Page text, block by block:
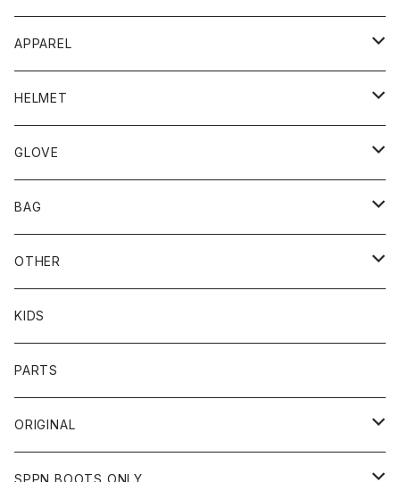
APPAREL
BLUCO
TOPS
BOTTOMS
UNCROWD
SHADE
TOPS
CYCLE ZOMBIES
TOPS
CAP
SCHOTT
OTHER
SHIRTS
VANSON
OTHER
SHIRTS
TOYS McCOY
OTHER
TOPS
VIN&AGE
WEAR
HARLEY DAVIDSON
HELMET
BUCO
SHOEI
DIN MARKET
72JAM
リード工業
GLOVE
MECHANIX WEAR
JRP
CHURCHILL
NAPA
DIN MARKET
BAG
DEGNER
ROUGH TAIL
DIN MARKET
STREAM TRAIL
BAG
OTHER
LEUS
HTC
SLOW WEAR LION
STANCE
KIDS
PARTS
ORIGINAL
TOPS
SPPN BOOTS ONLY